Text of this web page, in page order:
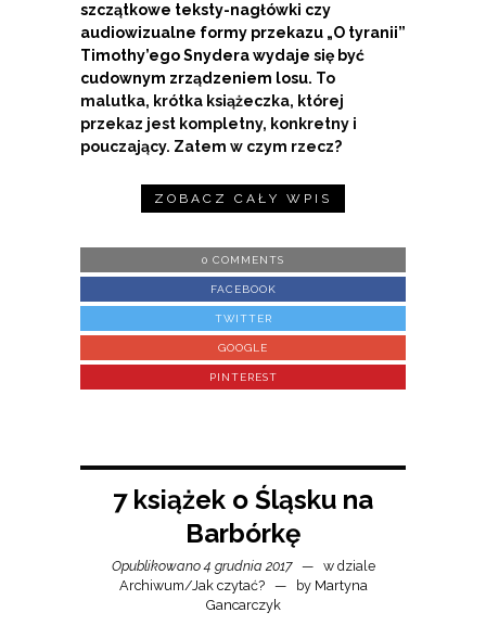
szczątkowe teksty-nagłówki czy
audiowizualne formy przekazu „O tyranii”
Timothy’ego Snydera wydaje się być
cudownym zrządzeniem losu. To
malutka, krótka książeczka, której
przekaz jest kompletny, konkretny i
pouczający. Zatem w czym rzecz?
ZOBACZ CAŁY WPIS
0 COMMENTS
FACEBOOK
TWITTER
GOOGLE
PINTEREST
7 książek o Śląsku na
Barbórkę
Opublikowano 4 grudnia 2017
w dziale
Archiwum/Jak czytać? by Martyna
Gancarczyk